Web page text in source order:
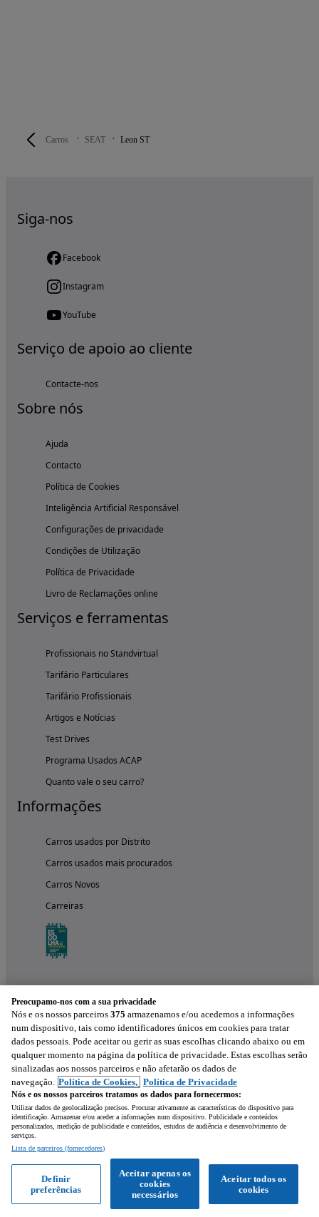
Carros SEAT Leon ST
Ligar WhatsApp
Siga-nos
Facebook
Instagram
YouTube
Serviço de apoio ao cliente
Contacte-nos
Sobre nós
Ajuda
Contacto
Política de Cookies
Inteligência Artificial Responsável
Configurações de privacidade
Condições de Utilização
Política de Privacidade
Livro de Reclamações online
Serviços e ferramentas
Profissionais no Standvirtual
Tarifário Particulares
Tarifário Profissionais
Artigos e Notícias
Test Drives
Programa Usados ACAP
Quanto vale o seu carro?
Informações
Carros usados por Distrito
Carros usados mais procurados
Carros Novos
Carreiras
Experimenta a aplicação
Preocupamo-nos com a sua privacidade
Nós e os nossos parceiros 375 armazenamos e/ou acedemos a informações
num dispositivo, tais como identificadores únicos em cookies para tratar
dados pessoais. Pode aceitar ou gerir as suas escolhas clicando abaixo ou em
qualquer momento na página da política de privacidade. Estas escolhas serão
sinalizadas aos nossos parceiros e não afetarão os dados de
navegação. Política de Cookies, Política de Privacidade
Nós e os nossos parceiros tratamos os dados para fornecermos:
Utilizar dados de geolocalização precisos. Procurar ativamente as características do dispositivo para
identificação. Armazenar e/ou aceder a informações num dispositivo. Publicidade e conteúdos
personalizados, medição de publicidade e conteúdos, estudos de audiência e desenvolvimento de
serviços.
Lista de parceiros (fornecedores)
Aceitar todos os
cookies
Aceitar apenas os
cookies
necessários
Definir
preferências